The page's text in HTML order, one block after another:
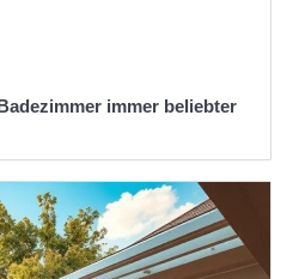
immer beliebter